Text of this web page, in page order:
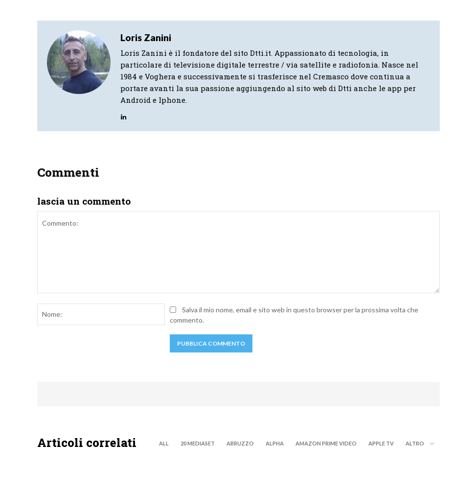
Loris Zanini
Loris Zanini è il fondatore del sito Dtti.it. Appassionato di tecnologia, in
particolare di televisione digitale terrestre / via satellite e radiofonia. Nasce nel
1984 e Voghera e successivamente si trasferisce nel Cremasco dove continua a
portare avanti la sua passione aggiungendo al sito web di Dtti anche le app per
Android e Iphone.
Commenti
lascia un commento
Nome:Salva il mio nome, email e sito web in questo browser per la prossima volta che
commento.
Articoli correlati ALL 20 MEDIASET ABRUZZO ALPHA AMAZON PRIME VIDEO APPLE TV ALTRO